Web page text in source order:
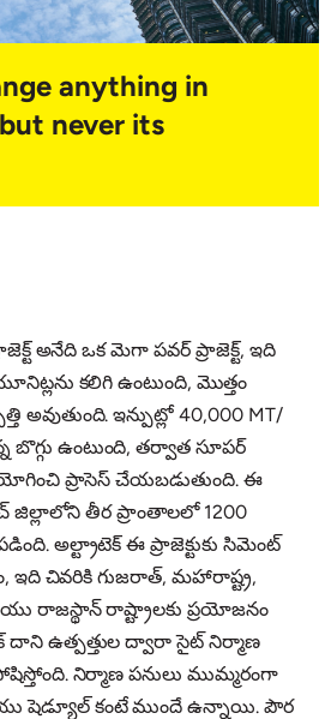
anything in
never its
అనేది ఒక మెగా పవర్ ప్రాజెక్ట్, ఇది
కలిగి ఉంటుంది, మొత్తం
అవుతుంది. ఇన్పుట్లో 40,000 MT/
బొగ్గు ఉంటుంది, తర్వాత సూపర్
ప్రాసెస్ చేయబడుతుంది. ఈ
జిల్లాలోని తీర ప్రాంతాలలో 1200
అల్ట్రాటెక్ ఈ ప్రాజెక్టుకు సిమెంట్
చివరికి గుజరాత్, మహారాష్ట్ర,
రాజస్థాన్ రాష్ట్రాలకు ప్రయోజనం
దాని ఉత్పత్తుల ద్వారా సైట్ నిర్మాణ
నిర్మాణ పనులు ముమ్మరంగా
షెడ్యూల్ కంటే ముందే ఉన్నాయి. పౌర